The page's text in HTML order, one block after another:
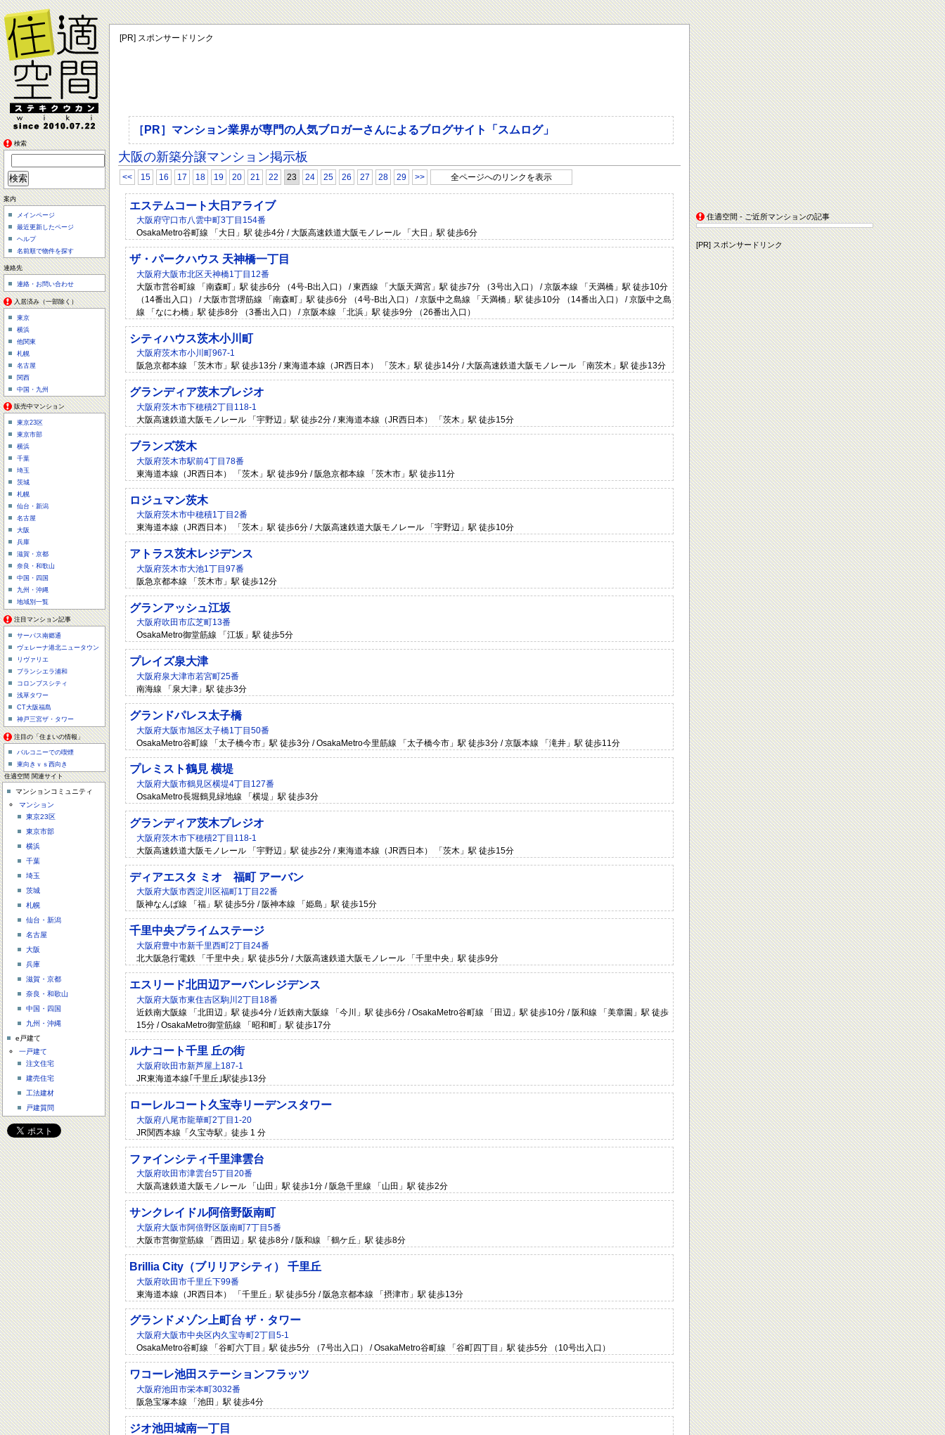
住適空間 - ご近所マンションの記事
[PR] スポンサードリンク
[PR] スポンサードリンク
［PR］マンション業界が専門の人気ブロガーさんによるブログサイト「スムログ」
大阪の新築分譲マンション掲示板
<< 15 16 17 18 19 20 21 22 23 24 25 26 27 28 29 >> 全ページへのリンクを表示
エステムコート大日アライブ
大阪府守口市八雲中町3丁目154番
OsakaMetro谷町線 「大日」駅 徒歩4分 / 大阪高速鉄道大阪モノレール 「大日」駅 徒歩6分
ザ・パークハウス 天神橋一丁目
大阪府大阪市北区天神橋1丁目12番
大阪市営谷町線 「南森町」駅 徒歩6分 （4号-B出入口） / 東西線 「大阪天満宮」駅 徒歩7分 （3号出入口） / 京阪本線 「天満橋」駅 徒歩10分
（14番出入口） / 大阪市営堺筋線 「南森町」駅 徒歩6分 （4号-B出入口） / 京阪中之島線 「天満橋」駅 徒歩10分 （14番出入口） / 京阪中之島
線 「なにわ橋」駅 徒歩8分 （3番出入口） / 京阪本線 「北浜」駅 徒歩9分 （26番出入口）
シティハウス茨木小川町
大阪府茨木市小川町967-1
阪急京都本線 「茨木市」駅 徒歩13分 / 東海道本線（JR西日本） 「茨木」駅 徒歩14分 / 大阪高速鉄道大阪モノレール 「南茨木」駅 徒歩13分
グランディア茨木プレジオ
大阪府茨木市下穂積2丁目118-1
大阪高速鉄道大阪モノレール 「宇野辺」駅 徒歩2分 / 東海道本線（JR西日本） 「茨木」駅 徒歩15分
ブランズ茨木
大阪府茨木市駅前4丁目78番
東海道本線（JR西日本） 「茨木」駅 徒歩9分 / 阪急京都本線 「茨木市」駅 徒歩11分
ロジュマン茨木
大阪府茨木市中穂積1丁目2番
東海道本線（JR西日本） 「茨木」駅 徒歩6分 / 大阪高速鉄道大阪モノレール 「宇野辺」駅 徒歩10分
アトラス茨木レジデンス
大阪府茨木市大池1丁目97番
阪急京都本線 「茨木市」駅 徒歩12分
グランアッシュ江坂
大阪府吹田市広芝町13番
OsakaMetro御堂筋線 「江坂」駅 徒歩5分
プレイズ泉大津
大阪府泉大津市若宮町25番
南海線 「泉大津」駅 徒歩3分
グランドパレス太子橋
大阪府大阪市旭区太子橋1丁目50番
OsakaMetro谷町線 「太子橋今市」駅 徒歩3分 / OsakaMetro今里筋線 「太子橋今市」駅 徒歩3分 / 京阪本線 「滝井」駅 徒歩11分
プレミスト鶴見 横堤
大阪府大阪市鶴見区横堤4丁目127番
OsakaMetro長堀鶴見緑地線 「横堤」駅 徒歩3分
グランディア茨木プレジオ
大阪府茨木市下穂積2丁目118-1
大阪高速鉄道大阪モノレール 「宇野辺」駅 徒歩2分 / 東海道本線（JR西日本） 「茨木」駅 徒歩15分
ディアエスタ ミオ 福町 アーバン
大阪府大阪市西淀川区福町1丁目22番
阪神なんば線 「福」駅 徒歩5分 / 阪神本線 「姫島」駅 徒歩15分
千里中央プライムステージ
大阪府豊中市新千里西町2丁目24番
北大阪急行電鉄 「千里中央」駅 徒歩5分 / 大阪高速鉄道大阪モノレール 「千里中央」駅 徒歩9分
エスリード北田辺アーバンレジデンス
大阪府大阪市東住吉区駒川2丁目18番
近鉄南大阪線 「北田辺」駅 徒歩4分 / 近鉄南大阪線 「今川」駅 徒歩6分 / OsakaMetro谷町線 「田辺」駅 徒歩10分 / 阪和線 「美章園」駅 徒歩
15分 / OsakaMetro御堂筋線 「昭和町」駅 徒歩17分
ルナコート千里 丘の街
大阪府吹田市新芦屋上187-1
JR東海道本線｢千里丘｣駅徒歩13分
ローレルコート久宝寺リーデンスタワー
大阪府八尾市龍華町2丁目1-20
JR関西本線「久宝寺駅」徒歩 1 分
ファインシティ千里津雲台
大阪府吹田市津雲台5丁目20番
大阪高速鉄道大阪モノレール 「山田」駅 徒歩1分 / 阪急千里線 「山田」駅 徒歩2分
サンクレイドル阿倍野阪南町
大阪府大阪市阿倍野区阪南町7丁目5番
大阪市営御堂筋線 「西田辺」駅 徒歩8分 / 阪和線 「鶴ケ丘」駅 徒歩8分
Brillia City（ブリリアシティ） 千里丘
大阪府吹田市千里丘下99番
東海道本線（JR西日本） 「千里丘」駅 徒歩5分 / 阪急京都本線 「摂津市」駅 徒歩13分
グランドメゾン上町台 ザ・タワー
大阪府大阪市中央区内久宝寺町2丁目5-1
OsakaMetro谷町線 「谷町六丁目」駅 徒歩5分 （7号出入口） / OsakaMetro谷町線 「谷町四丁目」駅 徒歩5分 （10号出入口）
ワコーレ池田ステーションフラッツ
大阪府池田市栄本町3032番
阪急宝塚本線 「池田」駅 徒歩4分
ジオ池田城南一丁目
検索
案内
メインページ
最近更新したページ
ヘルプ
名前順で物件を探す
連絡先
連絡・お問い合わせ
入居済み（一部除く）
東京
横浜
他関東
札幌
名古屋
関西
中国・九州
販売中マンション
東京23区
東京市部
横浜
千葉
埼玉
茨城
札幌
仙台・新潟
名古屋
大阪
兵庫
滋賀・京都
奈良・和歌山
中国・四国
九州・沖縄
地域別一覧
注目マンション記事
サーパス南郷通
ヴェレーナ港北ニュータウン
リヴァリエ
ブランシエラ浦和
コロンブスシティ
浅草タワー
CT大阪福島
神戸三宮ザ・タワー
注目の「住まいの情報」
バルコニーでの喫煙
東向きｖｓ西向き
住適空間 関連サイト
マンションコミュニティ
マンション
東京23区
東京市部
横浜
千葉
埼玉
茨城
札幌
仙台・新潟
名古屋
大阪
兵庫
滋賀・京都
奈良・和歌山
中国・四国
九州・沖縄
e戸建て
一戸建て
注文住宅
建売住宅
工法建材
戸建質問